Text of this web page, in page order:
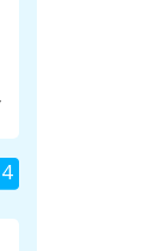
4